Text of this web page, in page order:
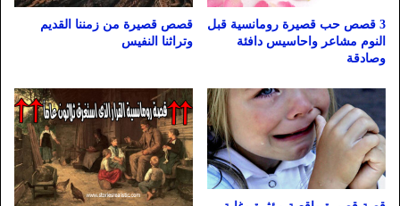
3 قصص حب قصيرة رومانسية قبل
النوم مشاعر واحاسيس دافئة
وصادقة
قصص قصيرة من زمننا القديم
وتراثنا النفيس